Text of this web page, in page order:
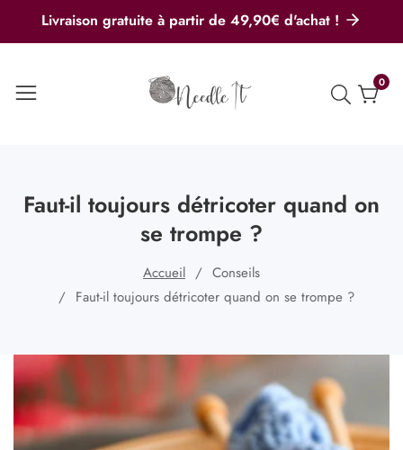
Livraison gratuite à partir de 49,90€ d'achat !
00
Faut-il toujours détricoter quand on
se trompe ?
Accueil
Conseils
Faut-il toujours détricoter quand on se trompe ?